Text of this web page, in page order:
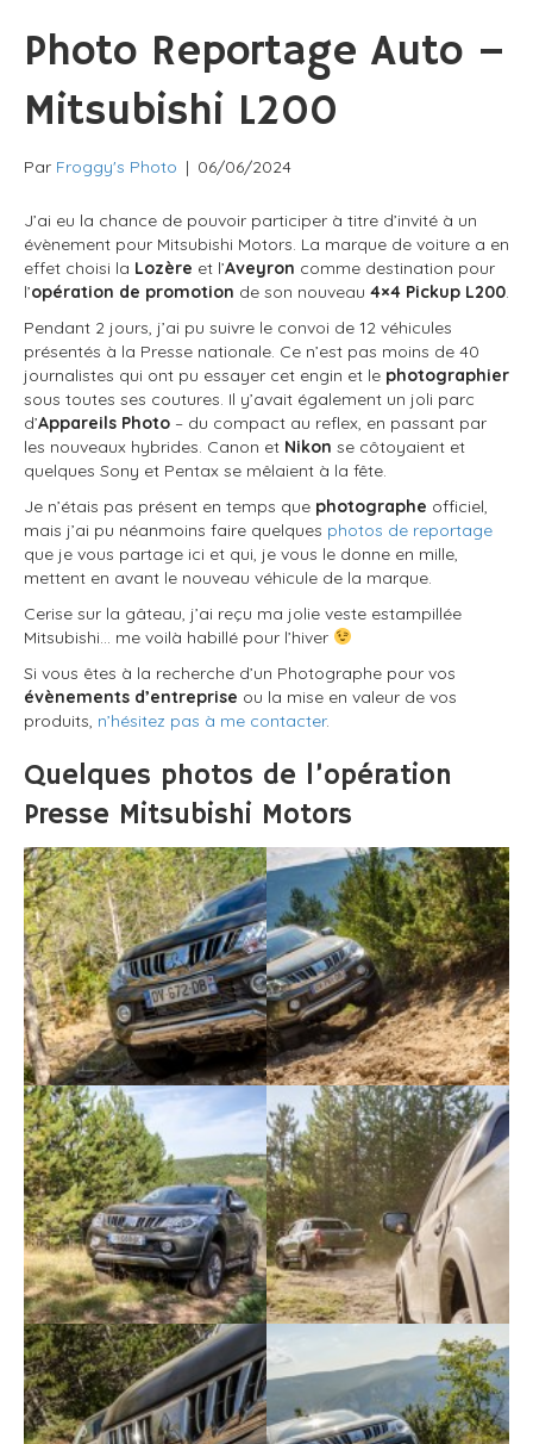
Photo Reportage Auto –
Mitsubishi L200
Par Froggy's Photo | 06/06/2024
J’ai eu la chance de pouvoir participer à titre d’invité à un
évènement pour Mitsubishi Motors. La marque de voiture a en
effet choisi la Lozère et l’Aveyron comme destination pour
l’opération de promotion de son nouveau 4×4 Pickup L200.
Pendant 2 jours, j’ai pu suivre le convoi de 12 véhicules
présentés à la Presse nationale. Ce n’est pas moins de 40
journalistes qui ont pu essayer cet engin et le photographier
sous toutes ses coutures. Il y’avait également un joli parc
d’Appareils Photo – du compact au reflex, en passant par
les nouveaux hybrides. Canon et Nikon se côtoyaient et
quelques Sony et Pentax se mêlaient à la fête.
Je n’étais pas présent en temps que photographe officiel,
mais j’ai pu néanmoins faire quelques photos de reportage
que je vous partage ici et qui, je vous le donne en mille,
mettent en avant le nouveau véhicule de la marque.
Cerise sur la gâteau, j’ai reçu ma jolie veste estampillée
Mitsubishi… me voilà habillé pour l’hiver
Si vous êtes à la recherche d’un Photographe pour vos
évènements d’entreprise ou la mise en valeur de vos
produits, n’hésitez pas à me contacter.
Quelques photos de l’opération
Presse Mitsubishi Motors